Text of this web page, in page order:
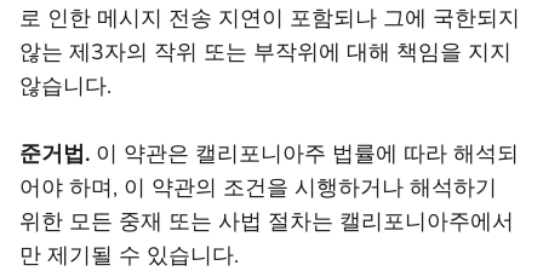
로 인한 메시지 전송 지연이 포함되나 그에 국한되지
않는 제3자의 작위 또는 부작위에 대해 책임을 지지
않습니다.
준거법. 이 약관은 캘리포니아주 법률에 따라 해석되
어야 하며, 이 약관의 조건을 시행하거나 해석하기
위한 모든 중재 또는 사법 절차는 캘리포니아주에서
만 제기될 수 있습니다.